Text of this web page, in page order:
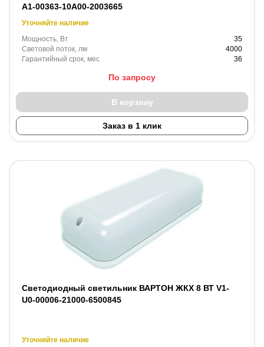
A1-00363-10A00-2003665
Уточняйте наличие
Мощность, Вт
35
Световой поток, лм
4000
Гарантийный срок, мес
36
По запросу
В корзину
Заказ в 1 клик
Светодиодный светильник ВАРТОН ЖКХ 8 ВТ V1-
U0-00006-21000-6500845
Уточняйте наличие